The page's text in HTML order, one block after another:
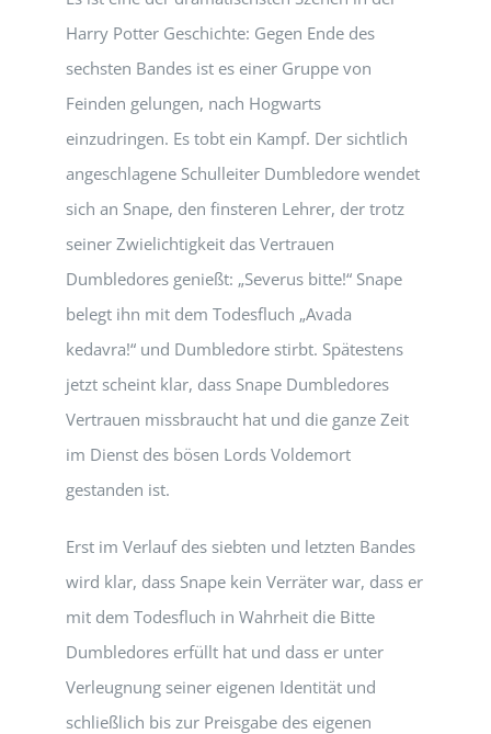
Harry Potter Geschichte: Gegen Ende des
sechsten Bandes ist es einer Gruppe von
Feinden gelungen, nach Hogwarts
einzudringen. Es tobt ein Kampf. Der sichtlich
angeschlagene Schulleiter Dumbledore wendet
sich an Snape, den finsteren Lehrer, der trotz
seiner Zwielichtigkeit das Vertrauen
Dumbledores genießt: „Severus bitte!“ Snape
belegt ihn mit dem Todesfluch „Avada
kedavra!“ und Dumbledore stirbt. Spätestens
jetzt scheint klar, dass Snape Dumbledores
Vertrauen missbraucht hat und die ganze Zeit
im Dienst des bösen Lords Voldemort
gestanden ist.
Erst im Verlauf des siebten und letzten Bandes
wird klar, dass Snape kein Verräter war, dass er
mit dem Todesfluch in Wahrheit die Bitte
Dumbledores erfüllt hat und dass er unter
Verleugnung seiner eigenen Identität und
schließlich bis zur Preisgabe des eigenen